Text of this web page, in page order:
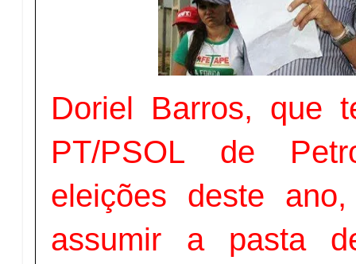
Doriel Barros, que
PT/PSOL de
eleições deste
assumir a pasta